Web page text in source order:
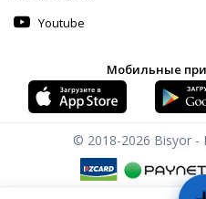
Youtube
Мобильные
© 2018-2026 Bisyor -